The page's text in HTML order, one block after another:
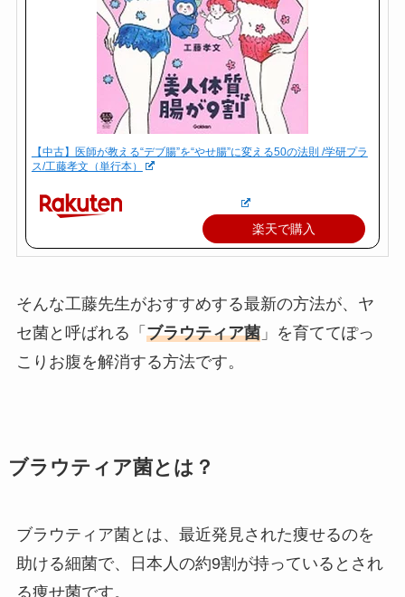
【中古】医師が教える“デブ腸”を“やせ腸”に変える50の法則 /学研プラ
ス/工藤孝文（単行本）
楽天で購入
そんな工藤先生がおすすめする最新の方法が、ヤ
セ菌と呼ばれる「 ブラウティア菌」を育ててぽっ
こりお腹を解消する方法です。
ブラウティア菌とは？
ブラウティア菌とは、最近発見された痩せるのを
助ける細菌で、日本人の約9割が持っているとされ
る痩せ菌です。